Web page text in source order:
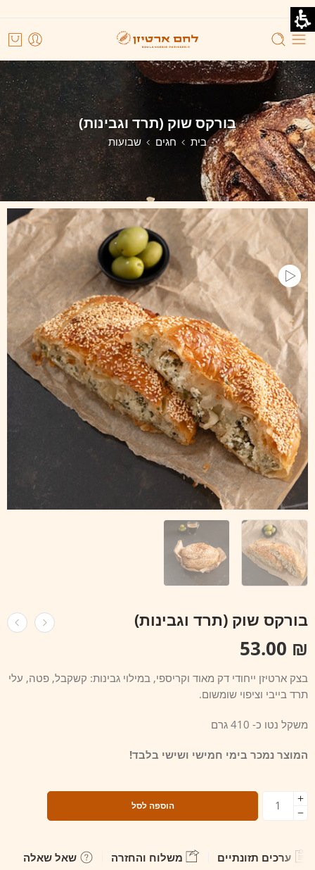
בורקס שוק (תרד וגבינות)
בית חגים שבועות
בורקס שוק (תרד וגבינות)
₪
בצק ארטיזן ייחודי דק מאוד וקריספי, במילוי גבינות: קשקבל, פטה, עלי
תרד בייבי וציפוי שומשום.
משקל נטו כ- 410 גרם
המוצר נמכר בימי חמישי ושישי בלבד!
הוספה לסל
ערכים תזונתיים משלוח והחזרה שאל שאלה